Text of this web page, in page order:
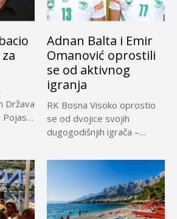
Država
Adnan Balta i Emir
Omanović oprostili
se od aktivnog
igranja
RK Bosna Visoko oprostio
se od dvojice svojih
dugogodišnjih igrača –